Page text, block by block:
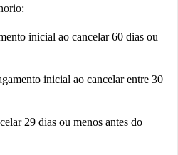
inicial ao cancelar 60 dias ou
inicial ao cancelar entre 30
29 dias ou menos antes do